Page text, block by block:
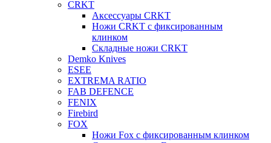
CRKT
Аксессуары CRKT
Ножи CRKT с фиксированным
клинком
Складные ножи CRKT
Demko Knives
ESEE
EXTREMA RATIO
FAB DEFENCE
FENIX
Firebird
FOX
Ножи Fox с фиксированным клинком